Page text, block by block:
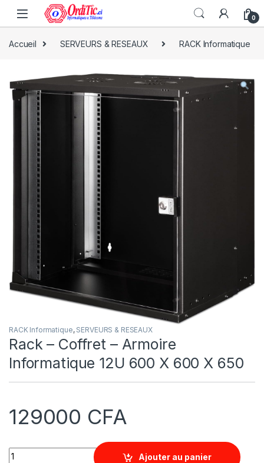
0
Accueil SERVEURS & RESEAUX RACK Informatique
RACK Informatique, SERVEURS & RESEAUX
Rack – Coffret – Armoire
Informatique 12U 600 X 600 X 650
129000 CFA
Quantity
Ajouter au panier